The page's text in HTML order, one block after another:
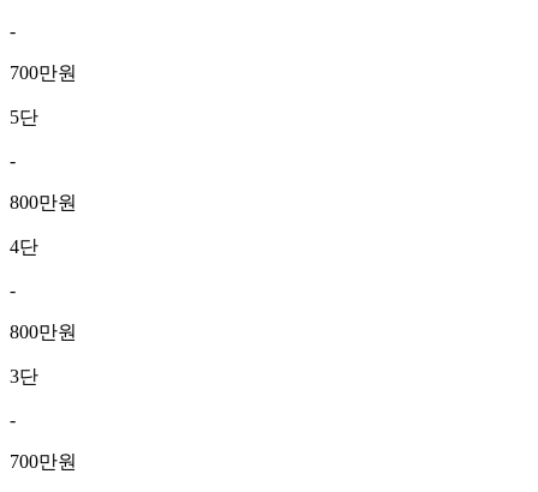
-
700만원
5단
-
800만원
4단
-
800만원
3단
-
700만원